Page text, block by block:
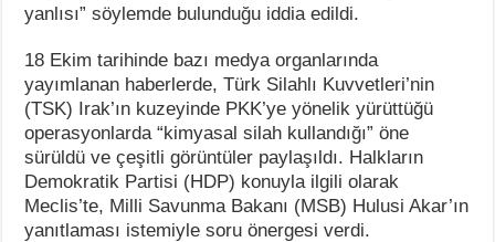
yanlısı” söylemde bulunduğu iddia edildi.
18 Ekim tarihinde bazı medya organlarında
yayımlanan haberlerde, Türk Silahlı Kuvvetleri’nin
(TSK) Irak’ın kuzeyinde PKK’ye yönelik yürüttüğü
operasyonlarda “kimyasal silah kullandığı” öne
sürüldü ve çeşitli görüntüler paylaşıldı. Halkların
Demokratik Partisi (HDP) konuyla ilgili olarak
Meclis’te, Milli Savunma Bakanı (MSB) Hulusi Akar’ın
yanıtlaması istemiyle soru önergesi verdi.